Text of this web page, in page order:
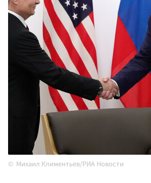
Михаил Климентьев/РИА Новости